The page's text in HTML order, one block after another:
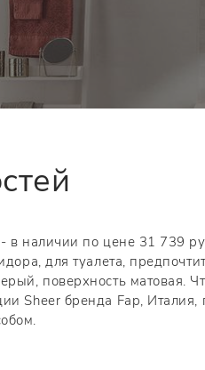
в наличии по цене 31 739
для туалета,
поверхность матовая.
Sheer бренда Fap, Италия,